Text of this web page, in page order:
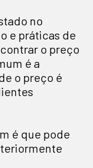
no
e práticas de
o preço
é a
o preço é
é que pode